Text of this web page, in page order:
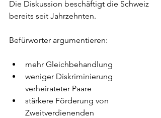
Die Diskussion beschäftigt die Schweiz
bereits seit Jahrzehnten.
Befürworter argumentieren:
mehr Gleichbehandlung
weniger Diskriminierung
verheirateter Paare
stärkere Förderung von
Zweitverdienenden